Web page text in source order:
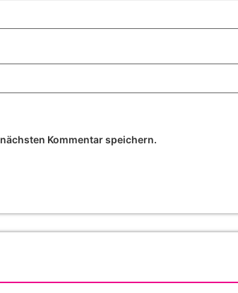
Kommentar speichern.